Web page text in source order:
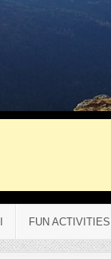
FUN ACTIVITIES